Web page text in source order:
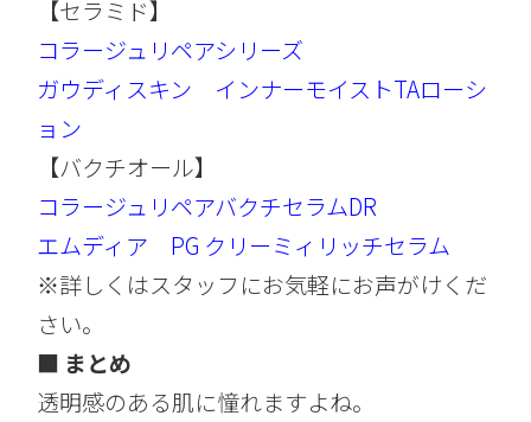
【セラミド】
コラージュリペアシリーズ
ガウディスキン インナーモイストTAローシ
ョン
【バクチオール】
コラージュリペアバクチセラムDR
エムディア PG クリーミィリッチセラム
※詳しくはスタッフにお気軽にお声がけくだ
さい。
■ まとめ
透明感のある肌に憧れますよね。